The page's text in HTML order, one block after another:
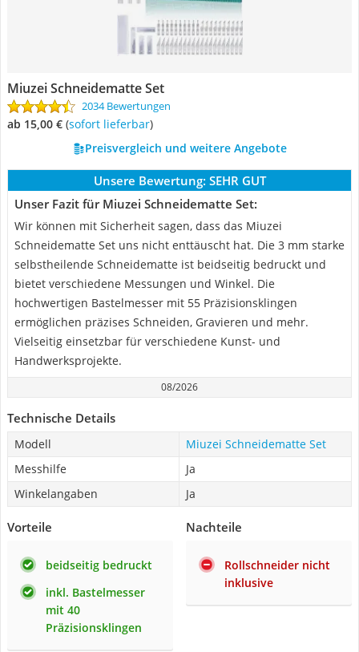
Miuzei Schneidematte Set
2034 Bewertungen
ab 15,00 € ( Sofort lieferbar)
Preisvergleich und weitere Angebote
Unsere Bewertung: SEHR GUT
Unser Fazit für Miuzei Schneidematte Set:
Wir können mit Sicherheit sagen, dass das Miuzei
Schneidematte Set uns nicht enttäuscht hat. Die 3 mm starke
selbstheilende Schneidematte ist beidseitig bedruckt und
bietet verschiedene Messungen und Winkel. Die
hochwertigen Bastelmesser mit 55 Präzisionsklingen
ermöglichen präzises Schneiden, Gravieren und mehr.
Vielseitig einsetzbar für verschiedene Kunst- und
Handwerksprojekte.
08/2026
Technische Details
Modell
Miuzei Schneidematte Set
Messhilfe
Ja
Winkelangaben
Ja
Vorteile
beidseitig bedruckt
inkl. Bastelmesser
mit 40
Präzisionsklingen
Nachteile
Rollschneider nicht
inklusive